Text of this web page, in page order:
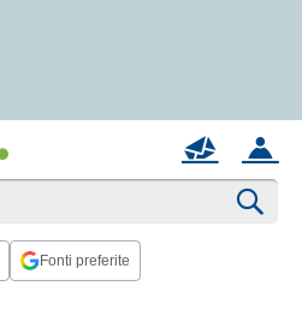
ACCOUNT
MAIL
Fonti preferite